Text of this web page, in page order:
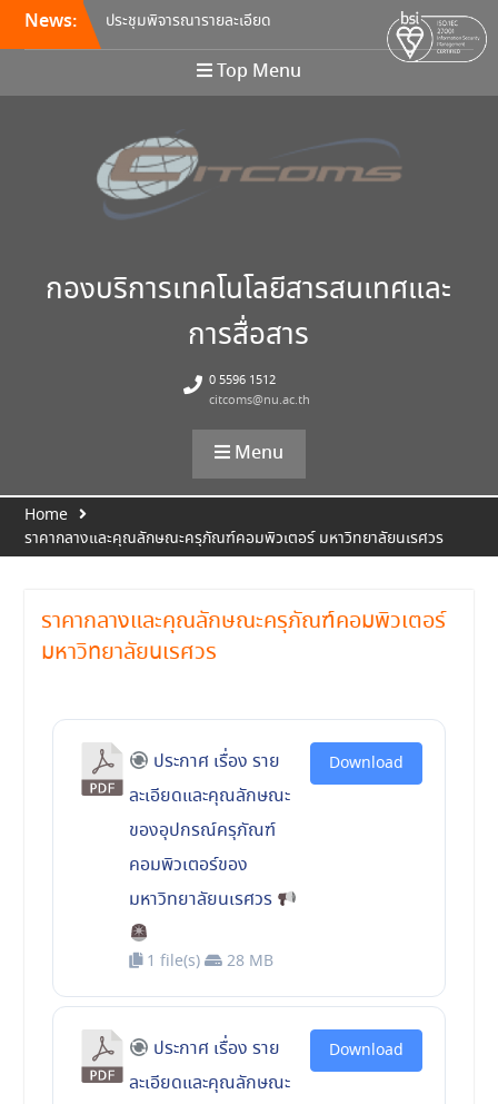
News:
คุณลักษณะ และกำหนดราคา
กลางครุภัณฑ์คอมพิวเตอร์ ครั้ง
อบรมหลักสูตร Continuous
Deployment (CI/CD)
ขอเชิญเข้าร่วมการอบรมสัมมนา
“พัฒนาทักษะการเรียนการสอน
ด้วยเทคโนโลยีดิจิทัล” 24
สิงหาคม นี้!
Top Menu
กองบริการเทคโนโลยีสารสนเทศและ
การสื่อสาร
0 5596 1512
citcoms@nu.ac.th
Menu
Home
ราคากลางและคุณลักษณะครุภัณฑ์คอมพิวเตอร์ มหาวิทยาลัยนเรศวร
ราคากลางและคุณลักษณะครุภัณฑ์คอมพิวเตอร์
มหาวิทยาลัยนเรศวร
ประกาศ เรื่อง ราย
ละเอียดและคุณลักษณะ
ของอุปกรณ์ครุภัณฑ์
คอมพิวเตอร์ของ
มหาวิทยาลัยนเรศวร
1 file(s) 28 MB
Download
ประกาศ เรื่อง ราย
ละเอียดและคุณลักษณะ
Download